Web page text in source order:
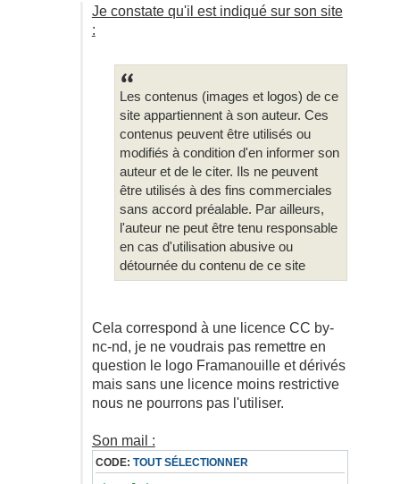
Je constate qu'il est indiqué sur son site
:
Les contenus (images et logos) de ce
site appartiennent à son auteur. Ces
contenus peuvent être utilisés ou
modifiés à condition d'en informer son
auteur et de le citer. Ils ne peuvent
être utilisés à des fins commerciales
sans accord préalable. Par ailleurs,
l'auteur ne peut être tenu responsable
en cas d'utilisation abusive ou
détournée du contenu de ce site
Cela correspond à une licence CC by-
nc-nd, je ne voudrais pas remettre en
question le logo Framanouille et dérivés
mais sans une licence moins restrictive
nous ne pourrons pas l'utiliser.
Son mail :
CODE: TOUT SÉLECTIONNER